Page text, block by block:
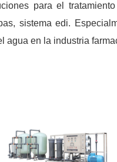
para el
sistema edi.
agua en la industria